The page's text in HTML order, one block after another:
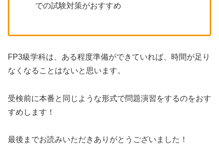
での試験対策がおすすめ
FP3級学科は、ある程度準備ができていれば、時間が足り
なくなることはないと思います。
受検前に本番と同じような形式で問題演習をするのをおす
すめします！
最後までお読みいただきありがとうございました！